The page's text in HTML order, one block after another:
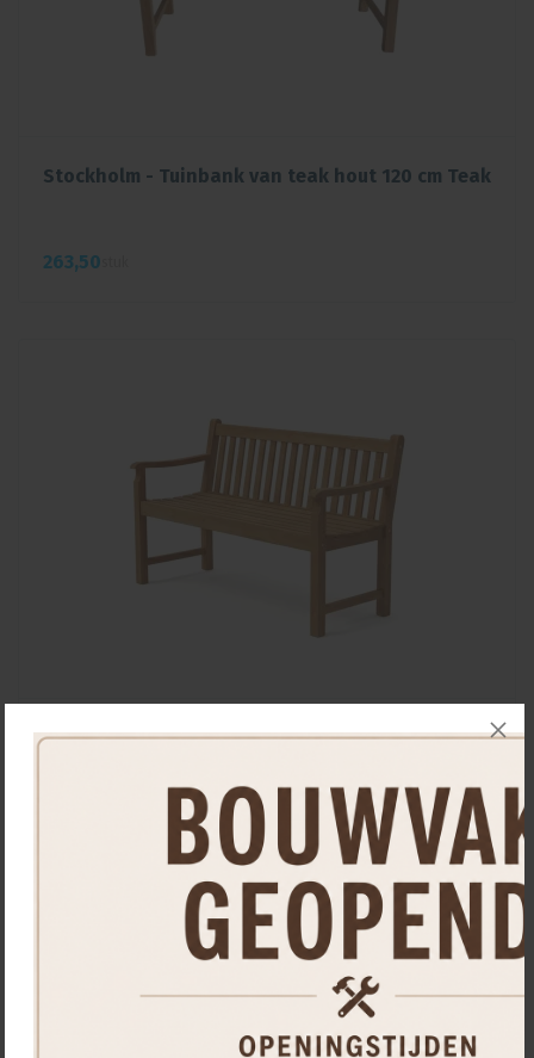
Stockholm - Tuinbank van teak hout 120 cm Teak
263,50
Stockholm - Tuinbank van teak hout 150 cm